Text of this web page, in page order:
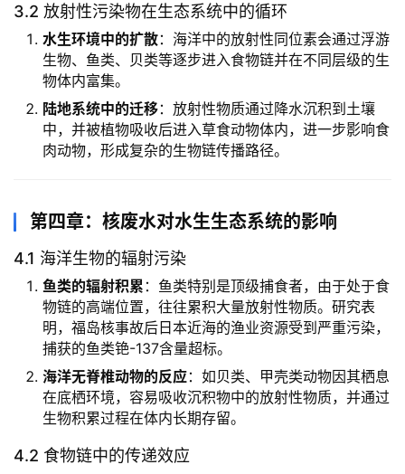
3.2 放射性污染物在生态系统中的循环
水生环境中的扩散：海洋中的放射性同位素会通过浮游
生物、鱼类、贝类等逐步进入食物链并在不同层级的生
物体内富集。
陆地系统中的迁移：放射性物质通过降水沉积到土壤
中，并被植物吸收后进入草食动物体内，进一步影响食
肉动物，形成复杂的生物链传播路径。
第四章：核废水对水生生态系统的影响
4.1 海洋生物的辐射污染
鱼类的辐射积累 ：鱼类特别是顶级捕食者，由于处于食
物链的高端位置，往往累积大量放射性物质。研究表
明，福岛核事故后日本近海的渔业资源受到严重污染，
捕获的鱼类铯-137含量超标。
海洋无脊椎动物的反应：如贝类、甲壳类动物因其栖息
在底栖环境，容易吸收沉积物中的放射性物质，并通过
生物积累过程在体内长期存留。
4.2 食物链中的传递效应